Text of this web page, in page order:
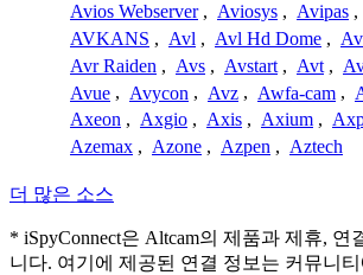
Avios Webserver , Aviosys , Avipas ,
AVKANS , Avl , Avl Hd Dome ,
Avr Raiden , Avs , Avstart , Avt ,
Avue , Avycon , Avz , Awfa-cam ,
Axeon , Axgio , Axis , Axium ,
Azemax , Azone , Azpen , Aztech
더 많은 소스
* iSpyConnect은 Altcam의 제품과 제휴, 연
니다. 여기에 제공된 연결 정보는 커뮤니